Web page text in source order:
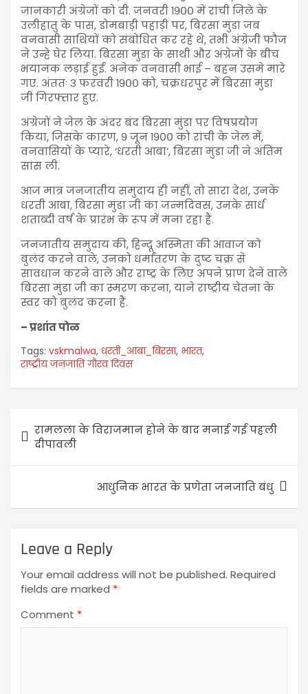
जानकारी अंग्रेजों को दी. जनवरी १९०० में रांची जिले के
उलीहातु के पास, डोमबाड़ी पहाड़ी पर, बिरसा मुंडा जब
वनवासी साथियों को संबोधित कर रहे थे, तभी अंग्रेजी फौज
ने उन्हे घेर लिया. बिरसा मुंडा के साथी और अंग्रेजों के बीच
भयानक लड़ाई हुई. अनेक वनवासी भाई – बहन उसमे मारे
गए. अंततः ३ फरवरी १९०० को, चक्रधरपुर में बिरसा मुंडा
जी गिरफ्तार हुए.
अंग्रेजों ने जेल के अंदर बंद बिरसा मुंडा पर विषप्रयोग
किया, जिसके कारण, ९ जून १९०० को रांची के जेल में,
वनवासियों के प्यारे, ‘धरती आबा’, बिरसा मुंडा जी ने अंतिम
सांस ली.
आज मात्र जनजातीय समुदाय ही नहीं, तो सारा देश, उनके
धरती आबा, बिरसा मुंडा जी का जन्मदिवस, उनके सार्ध
शताब्दी वर्ष के प्रारंभ के रूप में मना रहा हैं.
जनजातीय समुदाय की, हिन्दू अस्मिता की आवाज को
बुलंद करने वाले, उनको धर्मांतरण के दुष्ट चक्र से
सावधान करने वाले और राष्ट्र के लिए अपने प्राण देने वाले
बिरसा मुंडा जी का स्मरण करना, याने राष्ट्रीय चेतना के
स्वर को बुलंद करना हैं.
– प्रशांत पोळ
Tags: vskmalwa, धरती_आबा_बिरसा, भारत,
राष्ट्रीय जनजाति गौरव दिवस
रामलला के विराजमान होने के बाद मनाई गई पहली
दीपावली
आधुनिक भारत के प्रणेता जनजाति बंधु
Leave a Reply
Your email address will not be published. Required
fields are marked *
Comment *